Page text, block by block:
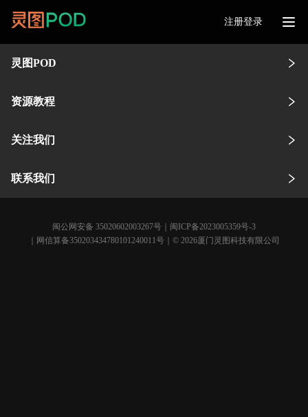
注册登录
灵图POD
资源教程
关注我们
联系我们
闽公网安备 35020602003267号
闽ICP备2023005359号-3
｜网信算备350203434780101240011号｜© 2026厦门灵图科技有限公司